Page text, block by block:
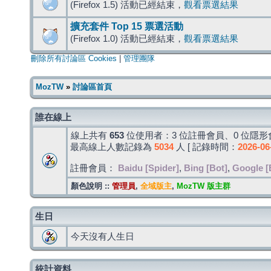
(Firefox 1.5) 活動已經結束， 觀看票選結果
擴充套件 Top 15 票選活動
(Firefox 1.0) 活動已經結束， 觀看票選結果
刪除所有討論區 Cookies 管理團隊
MozTW» 討論區首頁
誰在線上
線上共有 653 位使用者：3 位註冊會員、0 位隱
最高線上人數記錄為 5034人 [ 記錄時間： 2026-
註冊會員： Baidu [Spider] , Bing [Bot] , Google
顏色說明 :: 管理員, 全域版主, MozTW 版主群
生日
今天沒有人生日